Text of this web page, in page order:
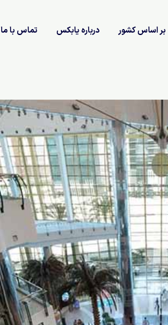
بر اساس کشور درباره یابکس تماس با ما